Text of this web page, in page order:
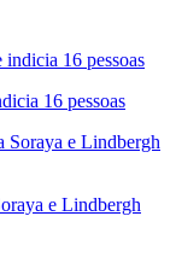
16 pessoas
e Lindbergh